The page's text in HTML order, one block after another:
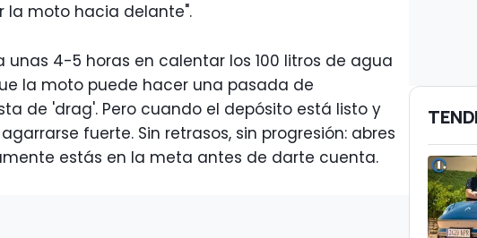
la moto hacia delante".
unas 4-5 horas en calentar los 100 litros de agua
la moto puede hacer una pasada de
de 'drag'. Pero cuando el depósito está listo y
fuerte. Sin retrasos, sin progresión: abres
estás en la meta antes de darte cuenta.